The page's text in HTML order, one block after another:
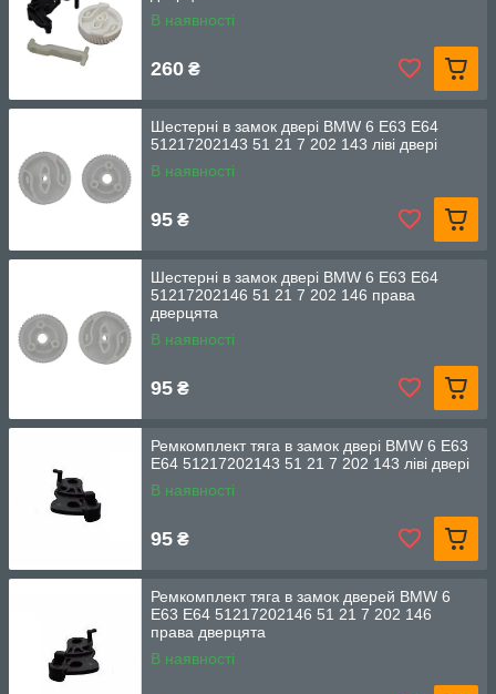
В наявності
260 ₴
Шестерні в замок двері BMW 6 E63 E64
51217202143 51 21 7 202 143 ліві двері
В наявності
95 ₴
Шестерні в замок двері BMW 6 E63 E64
51217202146 51 21 7 202 146 права
дверцята
В наявності
95 ₴
Ремкомплект тяга в замок двері BMW 6 E63
E64 51217202143 51 21 7 202 143 ліві двері
В наявності
95 ₴
Ремкомплект тяга в замок дверей BMW 6
E63 E64 51217202146 51 21 7 202 146
права дверцята
В наявності